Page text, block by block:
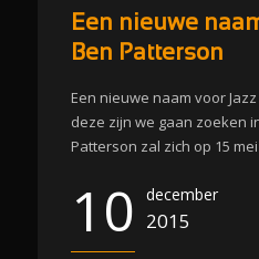
Een nieuwe
Ben Patterson
Een nieuwe naam voor
deze zijn we gaan zoeken
Patterson zal zich op 15 mei
10 december
2015